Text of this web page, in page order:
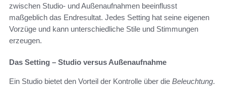
zwischen Studio- und Außenaufnahmen beeinflusst
maßgeblich das Endresultat. Jedes Setting hat seine eigenen
Vorzüge und kann unterschiedliche Stile und Stimmungen
erzeugen.
Das Setting – Studio versus Außenaufnahme
Ein Studio bietet den Vorteil der Kontrolle über die Beleuchtung.